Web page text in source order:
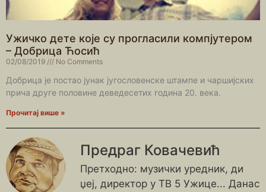
Ужичко дете које су прогласили компјутером
– Добрица Ћосић
02/08/2019 No Comments
Добрица је постао јунак југословенске штампе и чаршијских
прича друге половине деведесетих година 20. века.
Прочитај више »
Предраг Ковачевић
Претходно: музички уредник, ди
џеј, директор у ТВ 5 Ужице... Данас